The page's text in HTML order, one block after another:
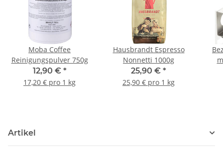
Moba Coffee
Reinigungspulver 750g
12,90 € *
17,20 € pro 1 kg
Hausbrandt Espresso
Nonnetti 1000g
25,90 € *
25,90 € pro 1 kg
Artikel